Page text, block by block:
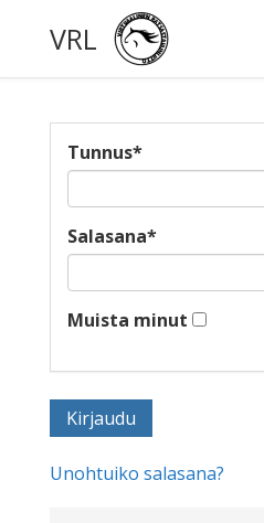
VRL
Tunnus*
Salasana*
Muista minut
Unohtuiko salasana?